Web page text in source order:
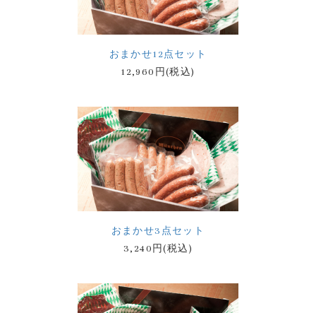
おまかせ12点セット
12,960円(税込)
おまかせ3点セット
3,240円(税込)